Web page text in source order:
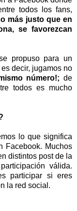
todos los fans,
más justo que en
se favorezcan
propuso para un
decir, jugamos no
número!; de
todos es mucho
lo que significa
Facebook. Muchos
distintos post de la
válida.
participar si eres
la red social.